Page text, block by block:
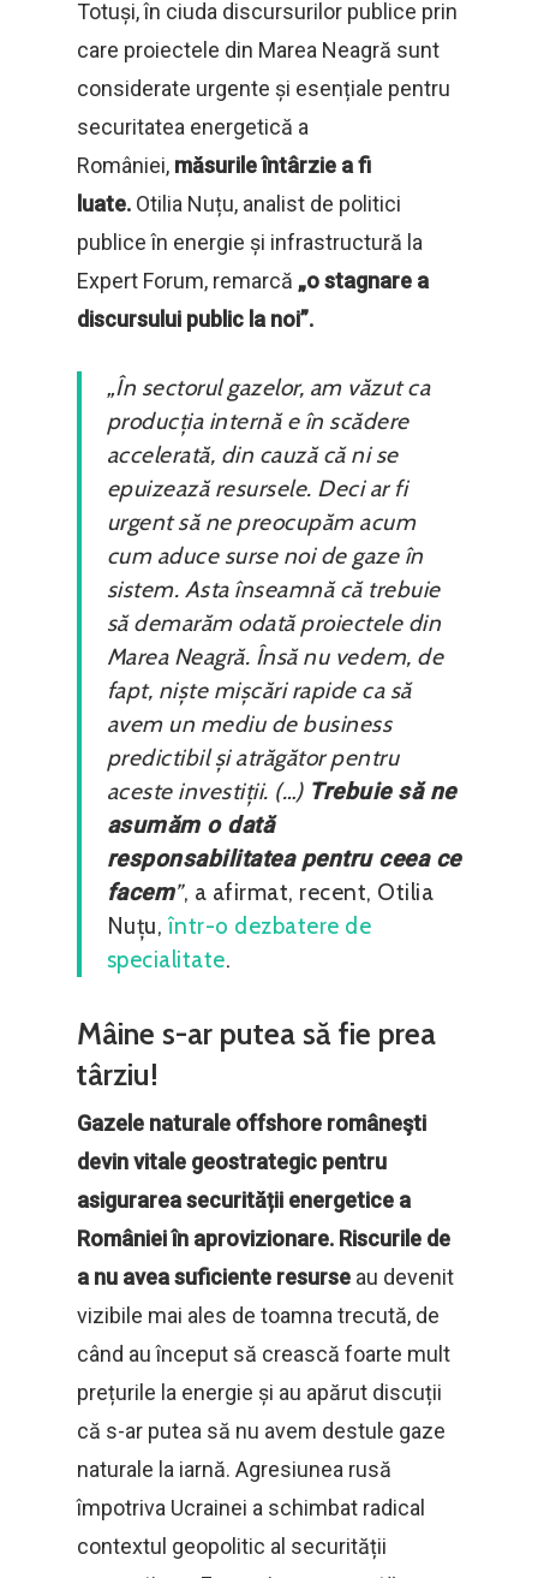
Totuși, în ciuda discursurilor publice prin
care proiectele din Marea Neagră sunt
considerate urgente și esențiale pentru
securitatea energetică a
României, măsurile întârzie a fi
luate. Otilia Nuțu, analist de politici
publice în energie și infrastructură la
Expert Forum, remarcă „o stagnare a
discursului public la noi”.
„În sectorul gazelor, am văzut ca
producția internă e în scădere
accelerată, din cauză că ni se
epuizează resursele. Deci ar fi
urgent să ne preocupăm acum
cum aduce surse noi de gaze în
sistem. Asta înseamnă că trebuie
să demarăm odată proiectele din
Marea Neagră. Însă nu vedem, de
fapt, niște mișcări rapide ca să
avem un mediu de business
predictibil și atrăgător pentru
aceste investiții. (…) Trebuie să ne
asumăm o dată
responsabilitatea pentru ceea ce
facem”, a afirmat, recent, Otilia
Nuțu, într-o dezbatere de
specialitate.
Mâine s-ar putea să fie prea
târziu!
Gazele naturale offshore româneşti
devin vitale geostrategic pentru
asigurarea securității energetice a
României în aprovizionare. Riscurile de
a nu avea suficiente resurse au devenit
vizibile mai ales de toamna trecută, de
când au început să crească foarte mult
prețurile la energie și au apărut discuții
că s-ar putea să nu avem destule gaze
naturale la iarnă. Agresiunea rusă
împotriva Ucrainei a schimbat radical
contextul geopolitic al securității